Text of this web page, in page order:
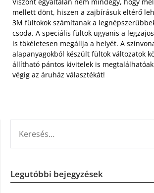
mellett dönt, hiszen a zajbírásuk eltérő
3M fültokok számítanak a
csoda. A speciális fültok ugyanis a
is tökéletesen megállja a helyét. A
alapanyagokból készült fültok változatok
állítható pántos kivitelek is
végig az áruház választékát!
Legutóbbi bejegyzések